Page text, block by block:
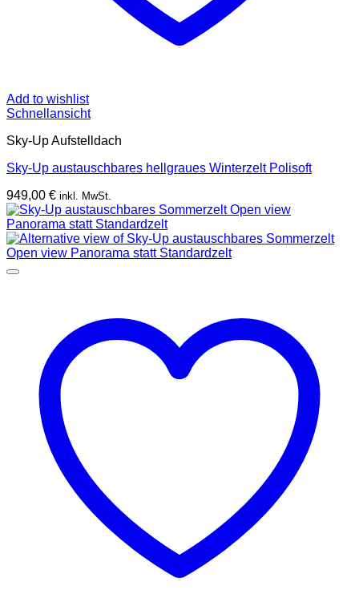
Add to wishlist
Schnellansicht
Sky-Up Aufstelldach
Sky-Up austauschbares hellgraues Winterzelt Polisoft
949,00 € inkl. MwSt.